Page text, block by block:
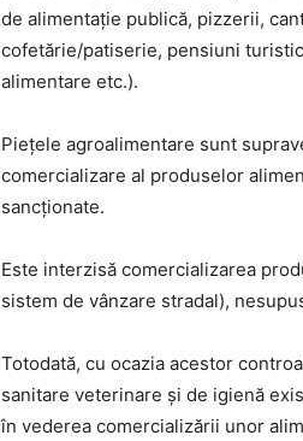
de alimentaţie publică, pizzerii,
cofetărie/patiserie, pensiuni
alimentare etc.).
Piețele agroalimentare sunt
comercializare al produselor
sancționate.
Este interzisă comercializarea
sistem de vânzare stradal),
Totodată, cu ocazia acestor
sanitare veterinare și de igienă
în vederea comercializării unor